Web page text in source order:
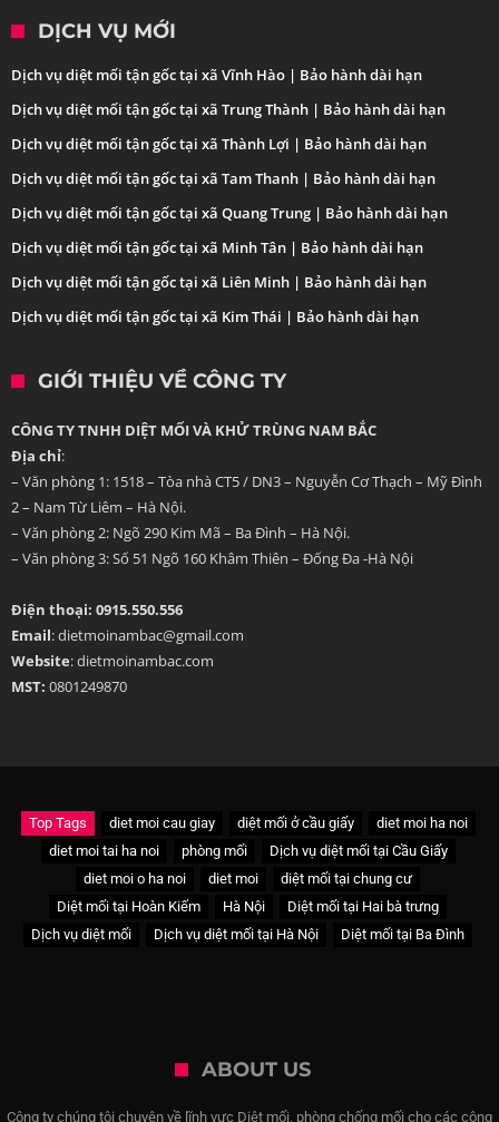
DỊCH VỤ MỚI
Dịch vụ diệt mối tận gốc tại xã Vĩnh Hào | Bảo hành dài hạn
Dịch vụ diệt mối tận gốc tại xã Trung Thành | Bảo hành dài hạn
Dịch vụ diệt mối tận gốc tại xã Thành Lợi | Bảo hành dài hạn
Dịch vụ diệt mối tận gốc tại xã Tam Thanh | Bảo hành dài hạn
Dịch vụ diệt mối tận gốc tại xã Quang Trung | Bảo hành dài hạn
Dịch vụ diệt mối tận gốc tại xã Minh Tân | Bảo hành dài hạn
Dịch vụ diệt mối tận gốc tại xã Liên Minh | Bảo hành dài hạn
Dịch vụ diệt mối tận gốc tại xã Kim Thái | Bảo hành dài hạn
GIỚI THIỆU VỀ CÔNG TY
CÔNG TY TNHH DIỆT MỐI VÀ KHỬ TRÙNG NAM BẮC
Địa chỉ:
– Văn phòng 1: 1518 – Tòa nhà CT5 / DN3 – Nguyễn Cơ Thạch – Mỹ Đình
2 – Nam Từ Liêm – Hà Nội.
– Văn phòng 2: Ngõ 290 Kim Mã – Ba Đình – Hà Nội.
– Văn phòng 3: Số 51 Ngõ 160 Khâm Thiên – Đống Đa -Hà Nội
Điện thoại: 0915.550.556
Email: dietmoinambac@gmail.com
Website: dietmoinambac.com
MST: 0801249870
Top Tags diet moi cau giay diệt mối ở cầu giấy
diet moi ha noi
diet moi tai ha noi
phòng mối
Dịch vụ diệt mối tại Cầu Giấy
diet moi o ha noi
diet moi
diệt mối tại chung cư
Diệt mối tại Hoàn Kiếm
Hà Nội
Diệt mối tại Hai bà trưng
Dịch vụ diệt mối
Dịch vụ diệt mối tại Hà Nội Diệt mối tại Ba Đình
ABOUT US
Công ty chúng tôi chuyên về lĩnh vực Diệt mối, phòng chống mối cho các công